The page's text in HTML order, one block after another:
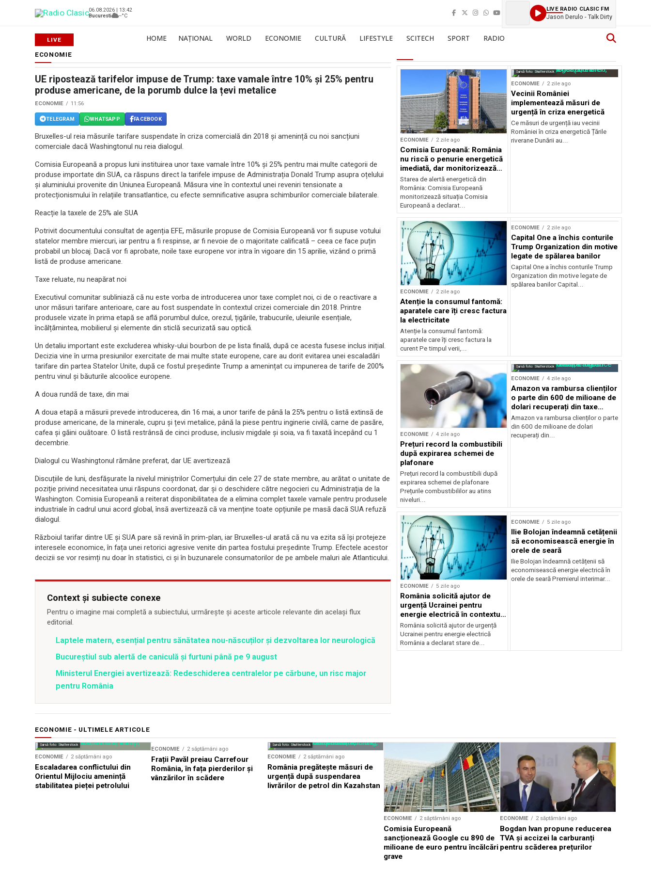
06.08.2026 | 13:42
Bucuresti
--°C
LIVE RADIO CLASIC FM
Jason Derulo - Talk Dirty
HOME NAȚIONAL WORLD ECONOMIE CULTURĂ LIFESTYLE SCITECH SPORT RADIO
ECONOMIE
UE ripostează tarifelor impuse de Trump: taxe vamale între 10% și 25% pentru
produse americane, de la porumb dulce la țevi metalice
ECONOMIE 11:56
TELEGRAM WHATSAPP FACEBOOK
Bruxelles-ul reia măsurile tarifare suspendate în criza comercială din 2018 și amenință cu noi sancțiuni
comerciale dacă Washingtonul nu reia dialogul.
Comisia Europeană a propus luni instituirea unor taxe vamale între 10% și 25% pentru mai multe categorii de
produse importate din SUA, ca răspuns direct la tarifele impuse de Administrația Donald Trump asupra oțelului
și aluminiului provenite din Uniunea Europeană. Măsura vine în contextul unei reveniri tensionate a
protecționismului în relațiile transatlantice, cu efecte semnificative asupra schimburilor comerciale bilaterale.
Reacție la taxele de 25% ale SUA
Potrivit documentului consultat de agenția EFE, măsurile propuse de Comisia Europeană vor fi supuse votului
statelor membre miercuri, iar pentru a fi respinse, ar fi nevoie de o majoritate calificată – ceea ce face puțin
probabil un blocaj. Dacă vor fi aprobate, noile taxe europene vor intra în vigoare din 15 aprilie, vizând o primă
listă de produse americane.
Taxe reluate, nu neapărat noi
Executivul comunitar subliniază că nu este vorba de introducerea unor taxe complet noi, ci de o reactivare a
unor măsuri tarifare anterioare, care au fost suspendate în contextul crizei comerciale din 2018. Printre
produsele vizate în prima etapă se află porumbul dulce, orezul, țigările, trabucurile, uleiurile esențiale,
încălțămintea, mobilierul și elemente din sticlă securizată sau optică.
Un detaliu important este excluderea whisky-ului bourbon de pe lista finală, după ce acesta fusese inclus inițial.
Decizia vine în urma presiunilor exercitate de mai multe state europene, care au dorit evitarea unei escaladări
tarifare din partea Statelor Unite, după ce fostul președinte Trump a amenințat cu impunerea de tarife de 200%
pentru vinul și băuturile alcoolice europene.
A doua rundă de taxe, din mai
A doua etapă a măsurii prevede introducerea, din 16 mai, a unor tarife de până la 25% pentru o listă extinsă de
produse americane, de la minerale, cupru și țevi metalice, până la piese pentru inginerie civilă, carne de pasăre,
cafea și găini ouătoare. O listă restrânsă de cinci produse, inclusiv migdale și soia, va fi taxată începând cu 1
decembrie.
Dialogul cu Washingtonul rămâne preferat, dar UE avertizează
Discuțiile de luni, desfășurate la nivelul miniștrilor Comerțului din cele 27 de state membre, au arătat o unitate de
poziție privind necesitatea unui răspuns coordonat, dar și o deschidere către negocieri cu Administrația de la
Washington. Comisia Europeană a reiterat disponibilitatea de a elimina complet taxele vamale pentru produsele
industriale în cadrul unui acord global, însă avertizează că va menține toate opțiunile pe masă dacă SUA refuză
dialogul.
Războiul tarifar dintre UE și SUA pare să revină în prim-plan, iar Bruxelles-ul arată că nu va ezita să își protejeze
interesele economice, în fața unei retorici agresive venite din partea fostului președinte Trump. Efectele acestor
decizii se vor resimți nu doar în statistici, ci și în buzunarele consumatorilor de pe ambele maluri ale Atlanticului.
Context și subiecte conexe
Pentru o imagine mai completă a subiectului, urmărește și aceste articole relevante din același flux
editorial.
Laptele matern, esențial pentru sănătatea nou-născuților și dezvoltarea lor neurologică
Bucureștiul sub alertă de caniculă și furtuni până pe 9 august
Ministerul Energiei avertizează: Redeschiderea centralelor pe cărbune, un risc major
pentru România
ECONOMIE 2 zile ago
Comisia Europeană: România
nu riscă o penurie energetică
imediată, dar monitorizează
situația
Starea de alertă energetică din
România: Comisia Europeană
monitorizează situația Comisia
Europeană a declarat...
Sursă foto: Shutterstock
ECONOMIE 2 zile ago
Vecinii României
implementează măsuri de
urgență în criza energetică
Ce măsuri de urgență iau vecinii
României în criza energetică Țările
riverane Dunării au...
ECONOMIE 2 zile ago
Atenție la consumul fantomă:
aparatele care îți cresc factura
la electricitate
Atenție la consumul fantomă:
aparatele care îți cresc factura la
curent Pe timpul verii,...
ECONOMIE 2 zile ago
Capital One a închis conturile
Trump Organization din motive
legate de spălarea banilor
Capital One a închis conturile Trump
Organization din motive legate de
spălarea banilor Capital...
ECONOMIE 4 zile ago
Prețuri record la combustibili
după expirarea schemei de
plafonare
Prețuri record la combustibili după
expirarea schemei de plafonare
Prețurile combustibililor au atins
niveluri...
Sursă foto: Shutterstock
ECONOMIE 4 zile ago
Amazon va rambursa clienților
o parte din 600 de milioane de
dolari recuperați din taxe
vamale
Amazon va rambursa clienților o parte
din 600 de milioane de dolari
recuperați din...
ECONOMIE 5 zile ago
România solicită ajutor de
urgență Ucrainei pentru
energie electrică în contextul
crizei energetice
România solicită ajutor de urgență
Ucrainei pentru energie electrică
România a declarat stare de...
ECONOMIE 5 zile ago
Ilie Bolojan îndeamnă cetățenii
să economisească energie în
orele de seară
Ilie Bolojan îndeamnă cetățenii să
economisească energie electrică în
orele de seară Premierul interimar...
ECONOMIE - ULTIMELE ARTICOLE
Sursă foto: Shutterstock
ECONOMIE 2 săptămâni ago
Escaladarea conflictului din
Orientul Mijlociu amenință
stabilitatea pieței petrolului
ECONOMIE 2 săptămâni ago
Frații Pavăl preiau Carrefour
România, în fața pierderilor și
vânzărilor în scădere
Sursă foto: Shutterstock
ECONOMIE 2 săptămâni ago
România pregătește măsuri de
urgență după suspendarea
livrărilor de petrol din Kazahstan
ECONOMIE 2 săptămâni ago
Comisia Europeană
sancționează Google cu 890 de
milioane de euro pentru încălcări
grave
ECONOMIE 2 săptămâni ago
Bogdan Ivan propune reducerea
TVA și accizei la carburanți
pentru scăderea prețurilor